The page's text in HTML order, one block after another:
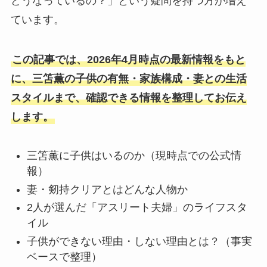
ています。
この記事では、2026年4月時点の最新情報をもと
に、三笘薫の子供の有無・家族構成・妻との生活
スタイルまで、確認できる情報を整理してお伝え
します。
三笘薫に子供はいるのか（現時点での公式情
報）
妻・剱持クリアとはどんな人物か
2人が選んだ「アスリート夫婦」のライフスタ
イル
子供ができない理由・しない理由とは？（事実
ベースで整理）